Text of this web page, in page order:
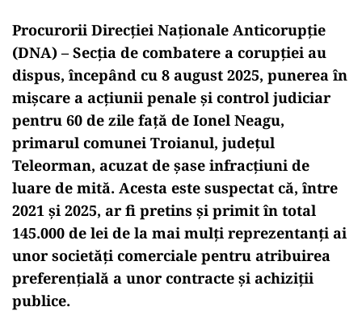
Procurorii Direcției Naționale Anticorupție
(DNA) – Secția de combatere a corupției au
dispus, începând cu 8 august 2025, punerea în
mișcare a acțiunii penale și control judiciar
pentru 60 de zile față de Ionel Neagu,
primarul comunei Troianul, județul
Teleorman, acuzat de șase infracțiuni de
luare de mită. Acesta este suspectat că, între
2021 și 2025, ar fi pretins și primit în total
145.000 de lei de la mai mulți reprezentanți ai
unor societăți comerciale pentru atribuirea
preferențială a unor contracte și achiziții
publice.